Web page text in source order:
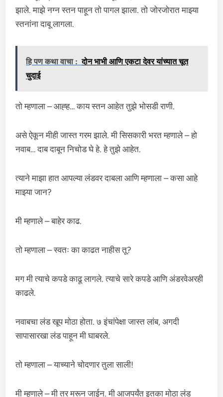
झाले. माझे नग्न स्तन पाहून तो पागल झाला. तो जोरजोरात माझ्या
स्तनांना दाबू लागला.
हि पण कथा वाचा : दोन भाभी आणि एकटा देवर यांच्यात चूत
चुदाई
तो म्हणाला – आह्ह… काय स्तन आहेत तुझे भोसडी राणी.
असे ऐकून मीही जास्त गरम झाले. मी सिसकारी भरत म्हणाले – हो
नवाब… दाब दाबून निचोड घे हे. हे तुझे आहेत.
त्याने माझा हात आपल्या लंडवर दाबला आणि म्हणाला – कसा आहे
माझ्या जान?
मी म्हणाले – बाहेर काढ.
तो म्हणाला – स्वतः का काढत नाहीस तू?
मग मी त्याचे कपडे काढू लागले. त्याचे सारे कपडे आणि अंडरवेअरही
काढले.
नवाबचा लंड खूप मोठा होता. ७ इंचांपेक्षा जास्त लांब, अगदी
सापासारखा लंड पाहून मी घाबरले.
तो म्हणाला – याच्याने चोदणार तुला साली!
मी म्हणाले – मी तर मरून जाईन. मी आजपर्यंत इतका मोठा लंड